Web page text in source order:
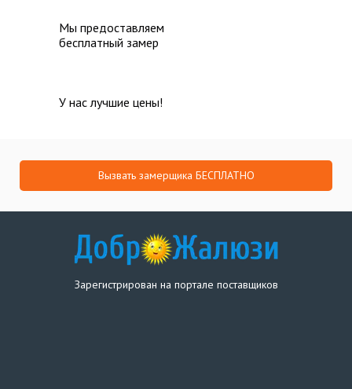
Мы предоставляем
бесплатный замер
У нас лучшие цены!
Вызвать замерщика БЕСПЛАТНО
Зарегистрирован на портале поставщиков